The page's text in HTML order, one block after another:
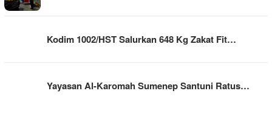
Kodim 1002/HST Salurkan 648 Kg Zakat Fit…
Yayasan Al-Karomah Sumenep Santuni Ratus…